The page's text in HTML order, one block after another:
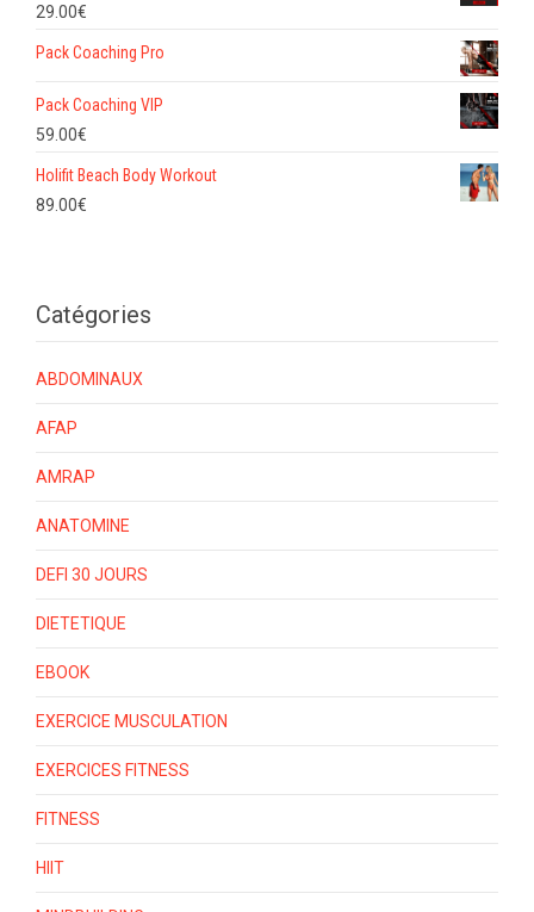
29.00€
Pack Coaching Pro
Pack Coaching VIP
59.00€
Holifit Beach Body Workout
89.00€
Catégories
ABDOMINAUX
AFAP
AMRAP
ANATOMINE
DEFI 30 JOURS
DIETETIQUE
EBOOK
EXERCICE MUSCULATION
EXERCICES FITNESS
FITNESS
HIIT